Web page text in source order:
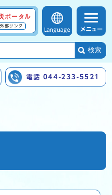
ポータル
外部リンク
Language メニュー
検索
電話 044-233-5521